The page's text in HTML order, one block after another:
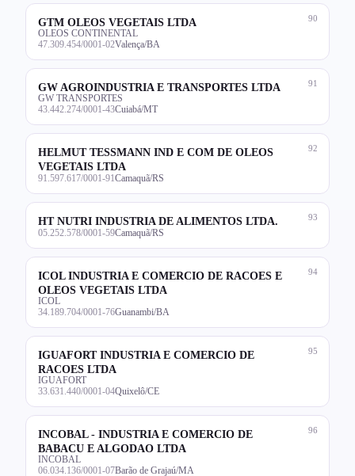
90
GTM OLEOS VEGETAIS LTDA
OLEOS CONTINENTAL
47.309.454/0001-02Valença/BA
91
GW AGROINDUSTRIA E TRANSPORTES LTDA
GW TRANSPORTES
43.442.274/0001-43Cuiabá/MT
92
HELMUT TESSMANN IND E COM DE OLEOS
VEGETAIS LTDA
91.597.617/0001-91 Camaquã/RS
93
HT NUTRI INDUSTRIA DE ALIMENTOS LTDA.
05.252.578/0001-59Camaquã/RS
94
ICOL INDUSTRIA E COMERCIO DE RACOES E
OLEOS VEGETAIS LTDA
ICOL
34.189.704/0001-76Guanambi/BA
95
IGUAFORT INDUSTRIA E COMERCIO DE
RACOES LTDA
IGUAFORT
33.631.440/0001-04Quixelô/CE
96
INCOBAL - INDUSTRIA E COMERCIO DE
BABACU E ALGODAO LTDA
INCOBAL
06.034.136/0001-07Barão de Grajaú/MA